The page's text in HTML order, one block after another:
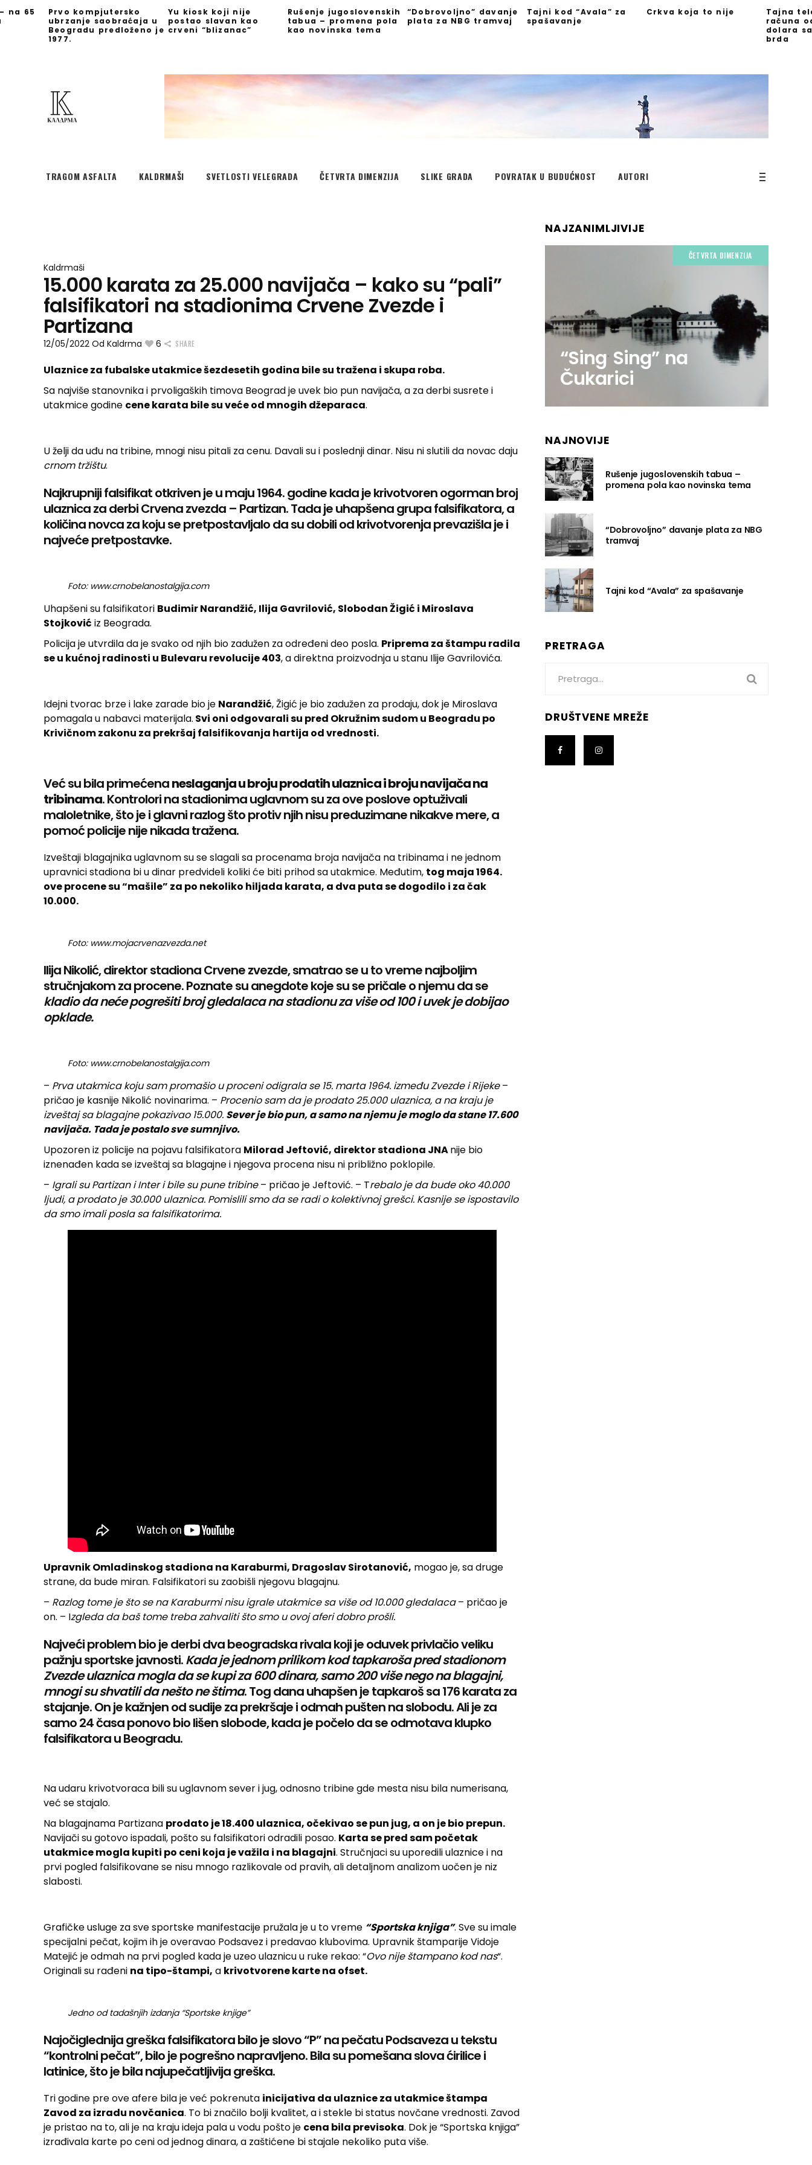
na 65
Prvo kompjutersko
ubrzanje saobraćaja u
Beogradu predloženo je
1977.
Yu kiosk koji nije
postao slavan kao
crveni “blizanac”
Rušenje jugoslovenskih
tabua – promena pola
kao novinska tema
“Dobrovoljno” davanje
plata za NBG tramvaj
Tajni kod “Avala” za
spašavanje
Crkva koja to nije
Tajna
računa
dolara
brda
TRAGOM ASFALTA KALDRMAŠI SVETLOSTI VELEGRADA ČETVRTA DIMENZIJA SLIKE GRADA POVRATAK U BUDUĆNOST AUTORI
Kaldrmaši
15.000 karata za 25.000 navijača – kako su “pali”
falsifikatori na stadionima Crvene Zvezde i
Partizana
12/05/2022 Od Kaldrma 6 SHARE
Ulaznice za fubalske utakmice šezdesetih godina bile su tražena i skupa roba.
Sa najviše stanovnika i prvoligaških timova Beograd je uvek bio pun navijača, a za derbi susrete i
utakmice godine cene karata bile su veće od mnogih džeparaca.
U želji da uđu na tribine, mnogi nisu pitali za cenu. Davali su i poslednji dinar. Nisu ni slutili da novac daju
crnom tržištu.
Najkrupniji falsifikat otkriven je u maju 1964. godine kada je krivotvoren ogorman broj
ulaznica za derbi Crvena zvezda – Partizan. Tada je uhapšena grupa falsifikatora, a
količina novca za koju se pretpostavljalo da su dobili od krivotvorenja prevazišla je i
najveće pretpostavke.
Foto: www.crnobelanostalgija.com
Uhapšeni su falsifikatori Budimir Narandžić, Ilija Gavrilović, Slobodan Žigić i Miroslava
Stojković iz Beograda.
Policija je utvrdila da je svako od njih bio zadužen za određeni deo posla. Priprema za štampu radila
se u kućnoj radinosti u Bulevaru revolucije 403, a direktna proizvodnja u stanu Ilije Gavrilovića.
Idejni tvorac brze i lake zarade bio je Narandžić, Žigić je bio zadužen za prodaju, dok je Miroslava
pomagala u nabavci materijala. Svi oni odgovarali su pred Okružnim sudom u Beogradu po
Krivičnom zakonu za prekršaj falsifikovanja hartija od vrednosti.
Već su bila primećenaneslaganja u broju prodatih ulaznica i broju navijača na
tribinama. Kontrolori na stadionima uglavnom su za ove poslove optuživali
maloletnike, što je i glavni razlog što protiv njih nisu preduzimane nikakve mere, a
pomoć policije nije nikada tražena.
Izveštaji blagajnika uglavnom su se slagali sa procenama broja navijača na tribinama i ne jednom
upravnici stadiona bi u dinar predvideli koliki će biti prihod sa utakmice. Međutim, tog maja 1964.
ove procene su “mašile” za po nekoliko hiljada karata, a dva puta se dogodilo i za čak
10.000.
Foto: www.mojacrvenazvezda.net
Ilija Nikolić, direktor stadiona Crvene zvezde, smatrao se u to vreme najboljim
stručnjakom za procene. Poznate su anegdote koje su se pričale o njemu da se
kladio da neće pogrešiti broj gledalaca na stadionu za više od 100 i uvek je dobijao
opklade.
Foto: www.crnobelanostalgija.com
– Prva utakmica koju sam promašio u proceni odigrala se 15. marta 1964. između Zvezde i Rijeke–
pričao je kasnije Nikolić novinarima. – Procenio sam da je prodato 25.000 ulaznica, a na kraju je
izveštaj sa blagajne pokazivao 15.000. Sever je bio pun, a samo na njemu je moglo da stane 17.600
navijača. Tada je postalo sve sumnjivo.
Upozoren iz policije na pojavu falsifikatora Milorad Jeftović, direktor stadiona JNAnije bio
iznenađen kada se izveštaj sa blagajne i njegova procena nisu ni približno poklopile.
– Igrali su Partizan i Inter i bile su pune tribine– pričao je Jeftović. – Trebalo je da bude oko 40.000
ljudi, a prodato je 30.000 ulaznica. Pomislili smo da se radi o kolektivnoj grešci. Kasnije se ispostavilo
da smo imali posla sa falsifikatorima.
Upravnik Omladinskog stadiona na Karaburmi, Dragoslav Sirotanović, mogao je, sa druge
strane, da bude miran. Falsifikatori su zaobišli njegovu blagajnu.
– Razlog tome je što se na Karaburmi nisu igrale utakmice sa više od 10.000 gledalaca– pričao je
on. – Izgleda da baš tome treba zahvaliti što smo u ovoj aferi dobro prošli.
Najveći problem bio je derbi dva beogradska rivala koji je oduvek privlačio veliku
pažnju sportske javnosti.Kada je jednom prilikom kod tapkaroša pred stadionom
Zvezde ulaznica mogla da se kupi za 600 dinara, samo 200 više nego na blagajni,
mnogi su shvatili da nešto ne štima. Tog dana uhapšen je tapkaroš sa 176 karata za
stajanje. On je kažnjen od sudije za prekršaje i odmah pušten na slobodu. Ali je za
samo 24 časa ponovo bio lišen slobode, kada je počelo da se odmotava klupko
falsifikatora u Beogradu.
Na udaru krivotvoraca bili su uglavnom sever i jug, odnosno tribine gde mesta nisu bila numerisana,
već se stajalo.
Na blagajnama Partizana prodato je 18.400 ulaznica, očekivao se pun jug, a on je bio prepun.
Navijači su gotovo ispadali, pošto su falsifikatori odradili posao. Karta se pred sam početak
utakmice mogla kupiti po ceni koja je važila i na blagajni. Stručnjaci su uporedili ulaznice i na
prvi pogled falsifikovane se nisu mnogo razlikovale od pravih, ali detaljnom analizom uočen je niz
slabosti.
Grafičke usluge za sve sportske manifestacije pružala je u to vreme “Sportska knjiga”. Sve su imale
specijalni pečat, kojim ih je overavao Podsavez i predavao klubovima. Upravnik štamparije Vidoje
Matejić je odmah na prvi pogled kada je uzeo ulaznicu u ruke rekao: “Ovo nije štampano kod nas“.
Originali su rađeni na tipo-štampi, a krivotvorene karte na ofset.
Jedno od tadašnjih izdanja “Sportske knjige”
Najočiglednija greška falsifikatora bilo je slovo “P” na pečatu Podsaveza u tekstu
“kontrolni pečat”, bilo je pogrešno napravljeno. Bila su pomešana slova ćirilice i
latinice, što je bila najupečatljivija greška.
Tri godine pre ove afere bila je već pokrenuta inicijativa da ulaznice za utakmice štampa
Zavod za izradu novčanica. To bi značilo bolji kvalitet, a i stekle bi status novčane vrednosti. Zavod
je pristao na to, ali je na kraju ideja pala u vodu pošto je cena bila previsoka. Dok je “Sportska knjiga”
izrađivala karte po ceni od jednog dinara, a zaštićene bi stajale nekoliko puta više.
NAJZANIMLJIVIJE
ČETVRTA DIMENZIJA
“Sing Sing” na
Čukarici
NAJNOVIJE
Rušenje jugoslovenskih tabua –
promena pola kao novinska tema
“Dobrovoljno” davanje plata za NBG
tramvaj
Tajni kod “Avala” za spašavanje
PRETRAGA
DRUŠTVENE MREŽE